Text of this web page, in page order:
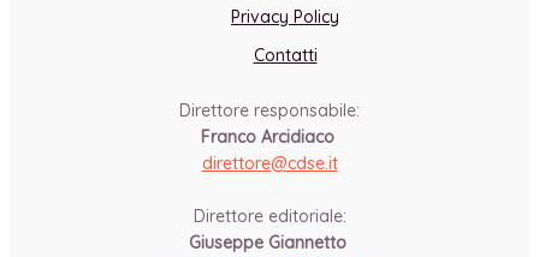
Privacy Policy
Contatti
Direttore responsabile:
Franco Arcidiaco
direttore@cdse.it
Direttore editoriale:
Giuseppe Giannetto